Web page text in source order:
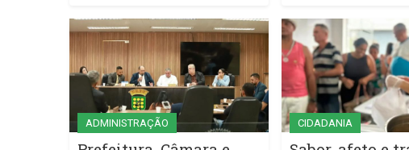
ADMINISTRAÇÃO CIDADANIA